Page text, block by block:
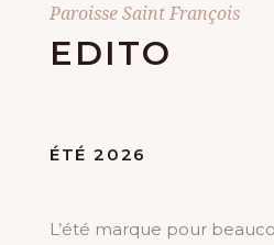
Paroisse Saint François
EDITO
ÉTÉ 2026
L’été marque pour